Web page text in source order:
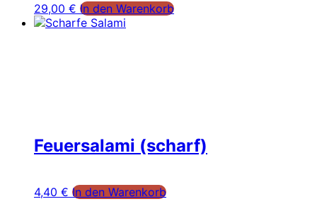
29,00 € In den Warenkorb
Feuersalami (scharf)
4,40 € In den Warenkorb